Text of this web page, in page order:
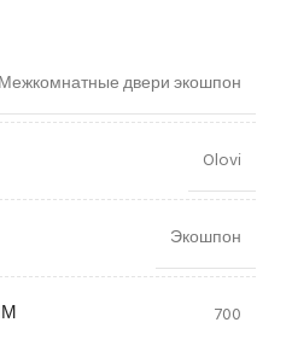
Межкомнатные двери экошпон
Olovi
Экошпон
700